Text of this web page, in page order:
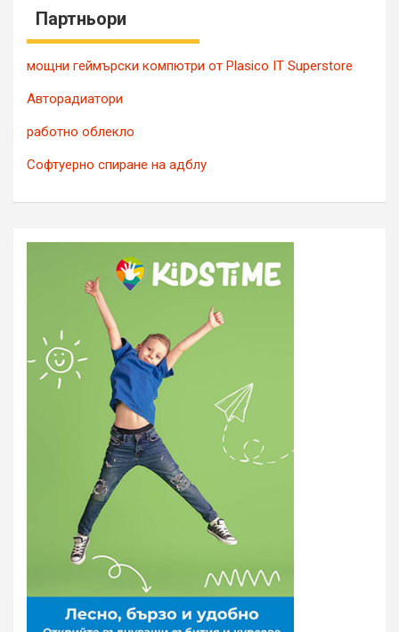
Партньори
мощни геймърски компютри от Plasico IT Superstore
Авторадиатори
работно облекло
Софтуерно спиране на адблу